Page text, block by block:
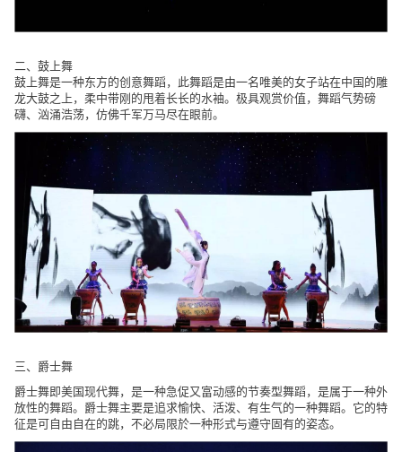
二、 鼓上舞
鼓上舞是一种东方的创意舞蹈，此舞蹈是由一名唯美的女子站在中国的雕
龙大鼓之上，柔中带刚的甩着长长的水袖。极具观赏价值，舞蹈气势磅
礴、汹涌浩荡，仿佛千军万马尽在眼前。
三、爵士舞
爵士舞即美国现代舞，是一种急促又富动感的节奏型舞蹈，是属于一种外
放性的舞蹈。爵士舞主要是追求愉快、活泼、有生气的一种舞蹈。它的特
征是可自由自在的跳，不必局限於一种形式与遵守固有的姿态。